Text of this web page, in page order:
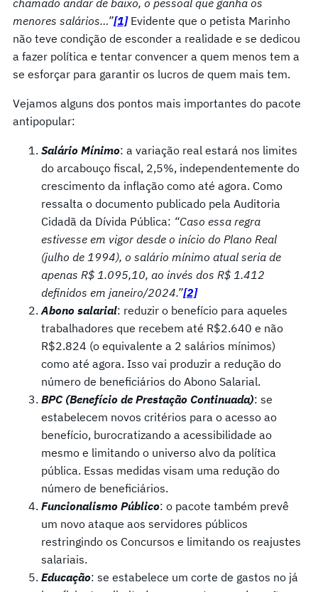
menores salários…”[1]Evidente que o petista Marinho
não teve condição de esconder a realidade e se dedicou
a fazer política e tentar convencer a quem menos tem a
se esforçar para garantir os lucros de quem mais tem.
Vejamos alguns dos pontos mais importantes do pacote
antipopular:
Salário Mínimo: a variação real estará nos limites
do arcabouço fiscal, 2,5%, independentemente do
crescimento da inflação como até agora. Como
ressalta o documento publicado pela Auditoria
Cidadã da Dívida Pública: “Caso essa regra
estivesse em vigor desde o início do Plano Real
(julho de 1994), o salário mínimo atual seria de
apenas R$ 1.095,10, ao invés dos R$ 1.412
definidos em janeiro/2024.”[2]
Abono salarial: reduzir o benefício para aqueles
trabalhadores que recebem até R$2.640 e não
R$2.824 (o equivalente a 2 salários mínimos)
como até agora. Isso vai produzir a redução do
número de beneficiários do Abono Salarial.
BPC (Benefício de Prestação Continuada): se
estabelecem novos critérios para o acesso ao
benefício, burocratizando a acessibilidade ao
mesmo e limitando o universo alvo da política
pública. Essas medidas visam uma redução do
número de beneficiários.
Funcionalismo Público: o pacote também prevê
um novo ataque aos servidores públicos
restringindo os Concursos e limitando os reajustes
salariais.
Educação: se estabelece um corte de gastos no já